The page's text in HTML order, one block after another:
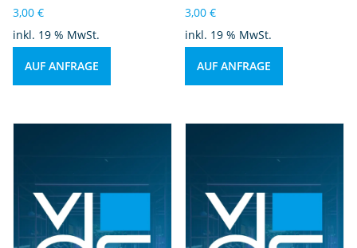
3,00 €
inkl. 19 % MwSt.
AUF ANFRAGE
3,00€
inkl. 19 % MwSt.
AUF ANFRAGE